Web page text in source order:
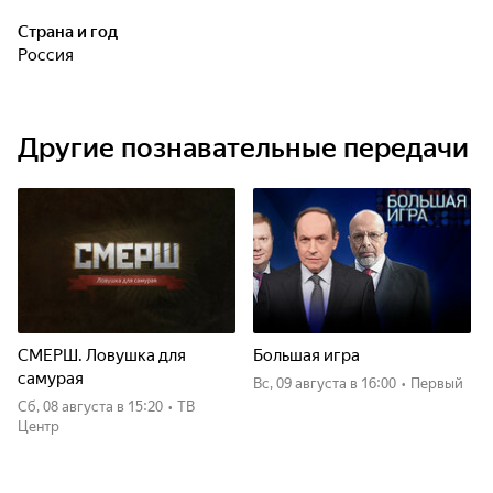
трудностях, вдохновенно о победах, красиво о природе и
с юмором о себе. Новый взгляд на счастье.
Страна и год
Россия
Другие познавательные передачи
СМЕРШ. Ловушка для
самурая
сб, 08 августа в 15:20 • ТВ
Центр
Большая игра
вс, 09 августа в 16:00 • Первый